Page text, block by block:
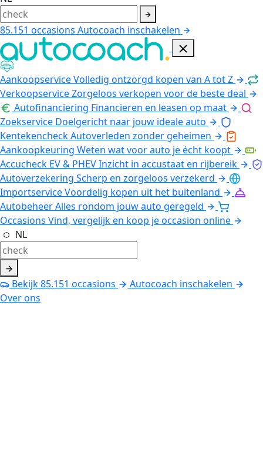
85.151 occasions Autocoach inschakelen
AankoopserviceVolledig ontzorgd kopen van A tot Z
VerkoopserviceZorgeloos verkopen voor de beste deal
Autofinanciering Financieren en leasen op maat
Zoekservice Doelgericht naar jouw ideale auto
KentekencheckAutoverleden zonder geheimen
Aankoopkeuring Weten wat voor auto je écht koopt
Accucheck EV & PHEVInzicht in accustaat en rijbereik
Autoverzekering Scherp en zorgeloos verzekerd
ImportserviceVoordelig kopen uit het buitenland
AutobeheerAlles rondom jouw auto geregeld
Occasions Vind, vergelijk en koop je occasion online
NL
Bekijk85.151 occasions
Autocoach inschakelen
Over ons